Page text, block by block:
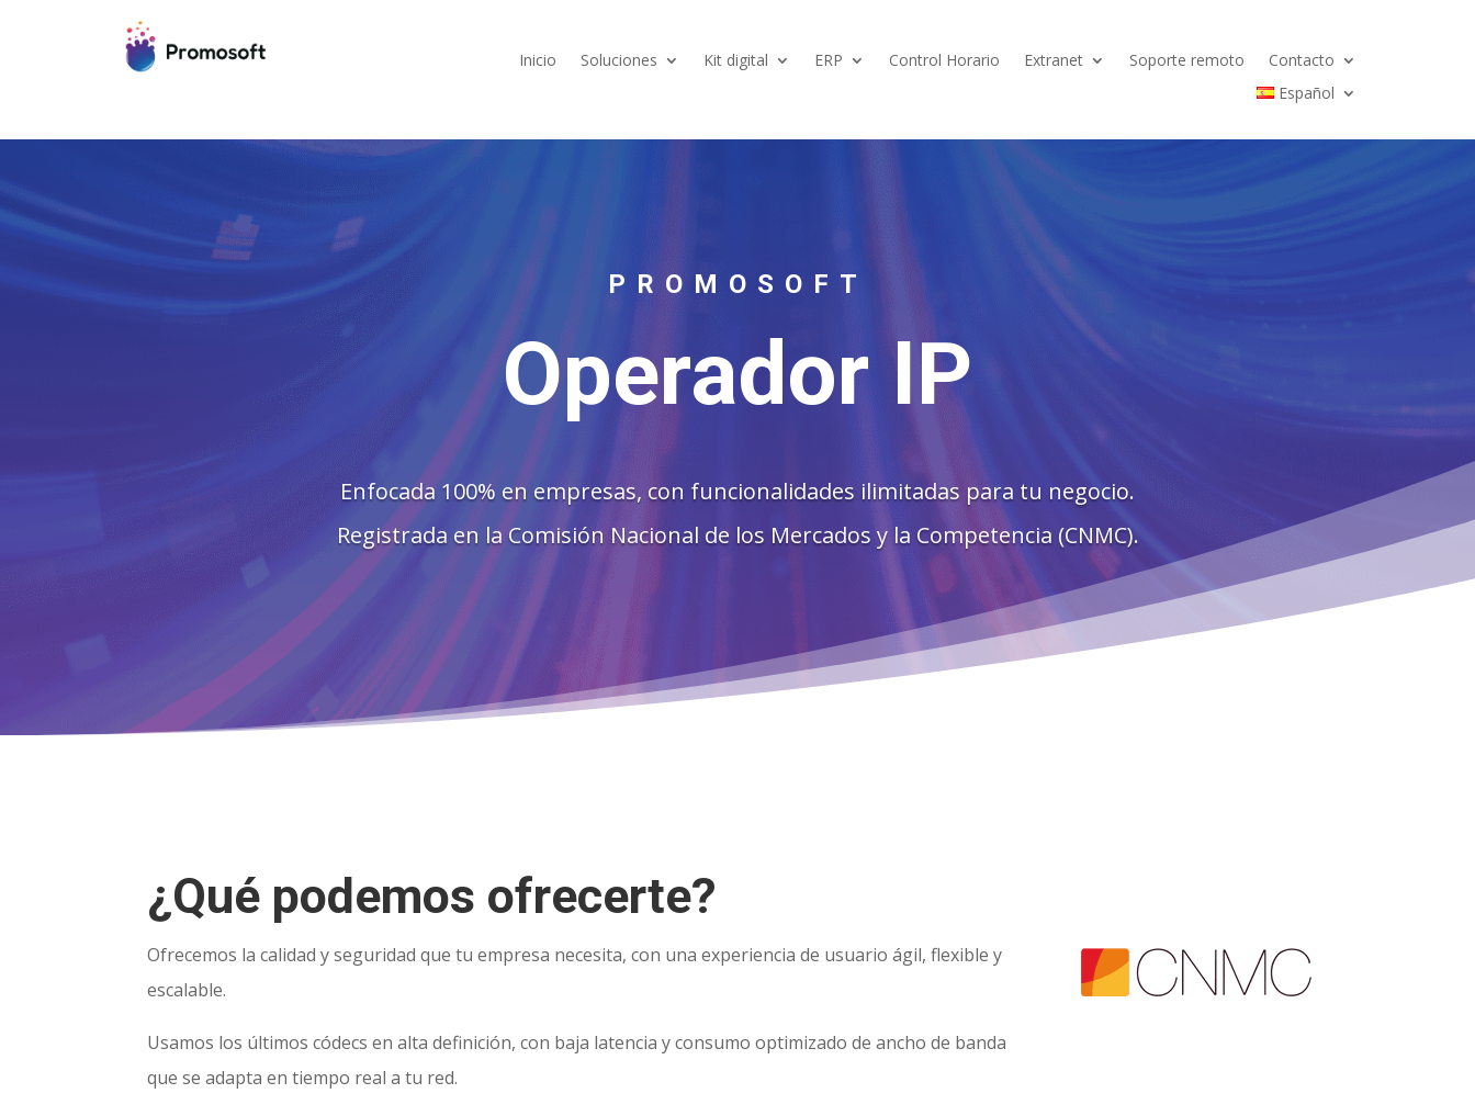
Inicio Soluciones Kit digital ERP Control Horario Extranet Soporte remoto
Contacto
Español
PROMOSOFT
Operador IP
Enfocada 100% en empresas, con funcionalidades ilimitadas para tu negocio.
Registrada en la Comisión Nacional de los Mercados y la Competencia (CNMC).
¿Qué podemos ofrecerte?
Ofrecemos la calidad y seguridad que tu empresa necesita, con una experiencia de usuario ágil, flexible y
escalable.
Usamos los últimos códecs en alta definición, con baja latencia y consumo optimizado de ancho de banda
que se adapta en tiempo real a tu red.